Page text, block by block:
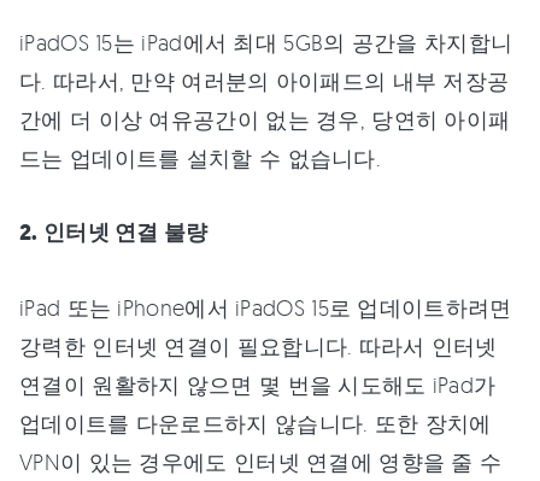
iPadOS 15는 iPad에서 최대 5GB의 공간을 차지합니
다. 따라서, 만약 여러분의 아이패드의 내부 저장공
간에 더 이상 여유공간이 없는 경우, 당연히 아이패
드는 업데이트를 설치할 수 없습니다.
2. 인터넷 연결 불량
iPad 또는 iPhone에서 iPadOS 15로 업데이트하려면
강력한 인터넷 연결이 필요합니다. 따라서 인터넷
연결이 원활하지 않으면 몇 번을 시도해도 iPad가
업데이트를 다운로드하지 않습니다. 또한 장치에
VPN이 있는 경우에도 인터넷 연결에 영향을 줄 수